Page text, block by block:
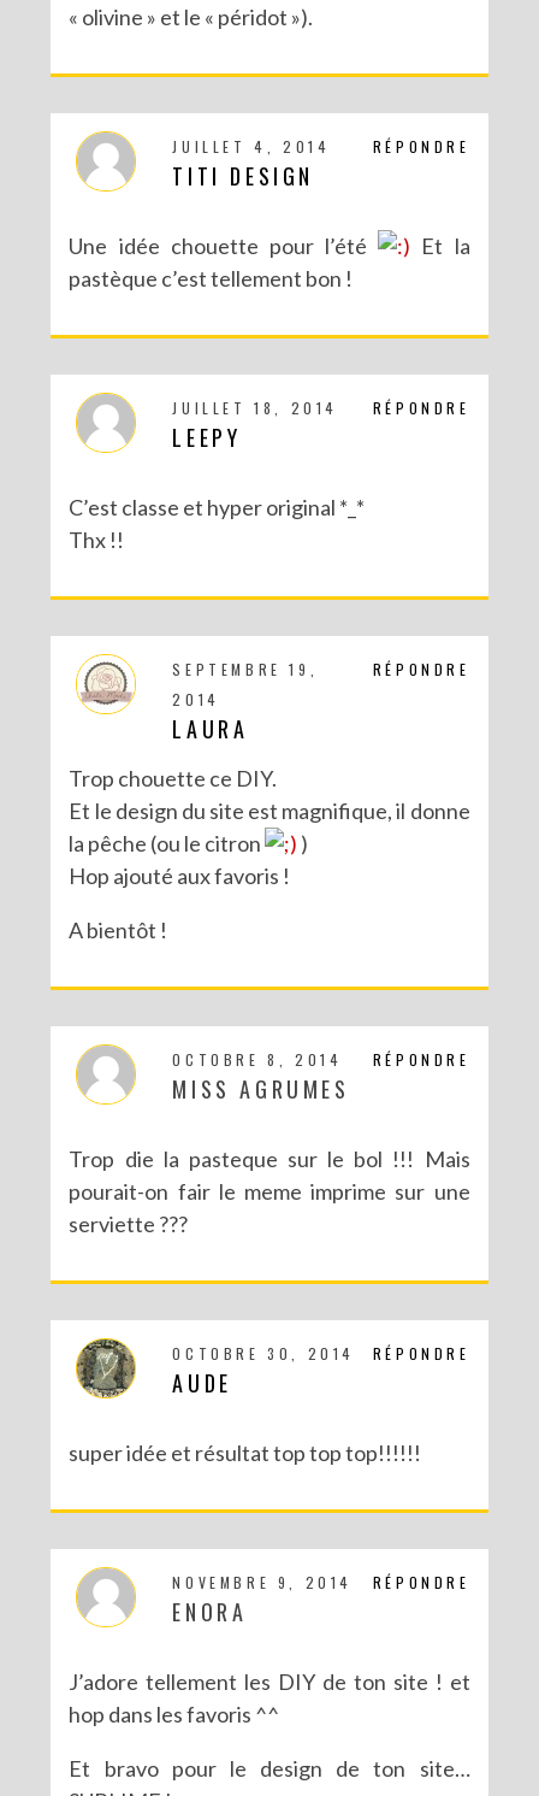
« olivine » et le « péridot »).
RÉPONDRE
JUILLET 4, 2014
TITI DESIGN
Une idée chouette pour l’été
Et la
pastèque c’est tellement bon !
RÉPONDRE
JUILLET 18, 2014
LEEPY
C’est classe et hyper original *_*
Thx !!
RÉPONDRE
SEPTEMBRE 19,
2014
LAURA
Trop chouette ce DIY.
Et le design du site est magnifique, il donne
la pêche (ou le citron
)
Hop ajouté aux favoris !
A bientôt !
RÉPONDRE
OCTOBRE 8, 2014
MISS AGRUMES
Trop die la pasteque sur le bol !!! Mais
pourait-on fair le meme imprime sur une
serviette ???
RÉPONDRE
OCTOBRE 30, 2014
AUDE
super idée et résultat top top top!!!!!!
RÉPONDRE
NOVEMBRE 9, 2014
ENORA
J’adore tellement les DIY de ton site ! et
hop dans les favoris ^^
Et bravo pour le design de ton site…